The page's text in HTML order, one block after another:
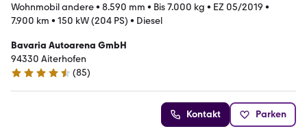
Wohnmobil andere• 8.590 mm • Bis 7.000 kg • EZ 05/2019 •
7.900 km • 150 kW (204 PS) • Diesel
Bavaria Autoarena GmbH
94330 Aiterhofen
4.7 Sterne
(85)
Kontakt Parken